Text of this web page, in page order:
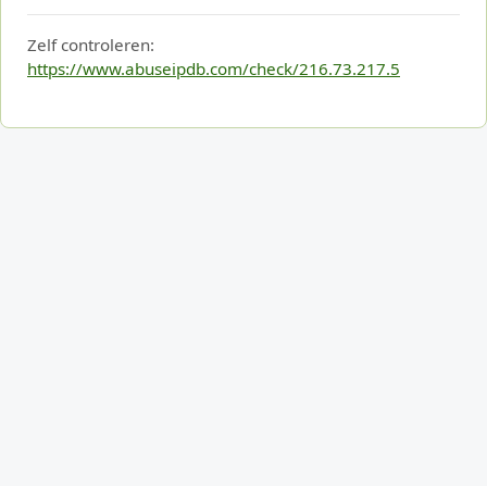
Zelf controleren:
https://www.abuseipdb.com/check/216.73.217.5